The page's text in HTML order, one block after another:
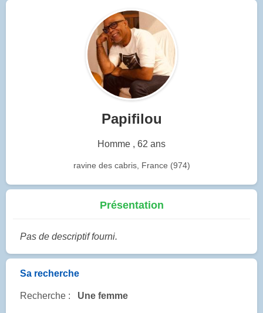
Papifilou
Homme , 62 ans
ravine des cabris, France (974)
Présentation
Pas de descriptif fourni.
Sa recherche
Recherche : Une femme